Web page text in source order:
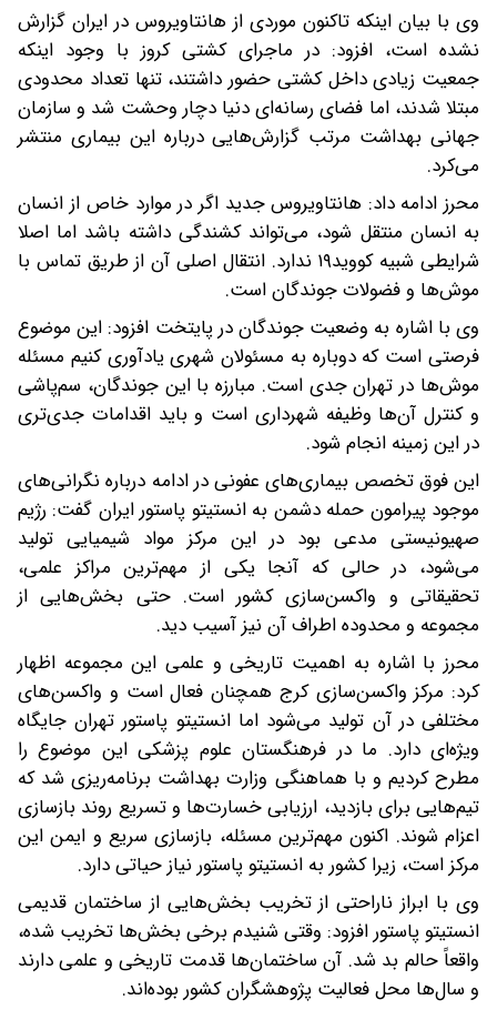
وی با بیان اینکه تاکنون موردی از هانتاویروس در ایران گزارش
نشده است، افزود: در ماجرای کشتی کروز با وجود اینکه
جمعیت زیادی داخل کشتی حضور داشتند، تنها تعداد محدودی
مبتلا شدند، اما فضای رسانه‌ای دنیا دچار وحشت شد و سازمان
جهانی بهداشت مرتب گزارش‌هایی درباره این بیماری منتشر
می‌کرد.
محرز ادامه داد: هانتاویروس جدید اگر در موارد خاص از انسان
به انسان منتقل شود، می‌تواند کشندگی داشته باشد اما اصلا
شرایطی شبیه کووید۱۹ ندارد. انتقال اصلی آن از طریق تماس با
موش‌ها و فضولات جوندگان است.
وی با اشاره به وضعیت جوندگان در پایتخت افزود: این موضوع
فرصتی است که دوباره به مسئولان شهری یادآوری کنیم مسئله
موش‌ها در تهران جدی است. مبارزه با این جوندگان، سم‌پاشی
و کنترل آن‌ها وظیفه شهرداری است و باید اقدامات جدی‌تری
در این زمینه انجام شود.
این فوق تخصص بیماری‌های عفونی در ادامه درباره نگرانی‌های
موجود پیرامون حمله دشمن به انستیتو پاستور ایران گفت: رژیم
صهیونیستی مدعی بود در این مرکز مواد شیمیایی تولید
می‌شود، در حالی که آنجا یکی از مهم‌ترین مراکز علمی،
تحقیقاتی و واکسن‌سازی کشور است. حتی بخش‌هایی از
مجموعه و محدوده اطراف آن نیز آسیب دید.
محرز با اشاره به اهمیت تاریخی و علمی این مجموعه اظهار
کرد: مرکز واکسن‌سازی کرج همچنان فعال است و واکسن‌های
مختلفی در آن تولید می‌شود اما انستیتو پاستور تهران جایگاه
ویژه‌ای دارد. ما در فرهنگستان علوم پزشکی این موضوع را
مطرح کردیم و با هماهنگی وزارت بهداشت برنامه‌ریزی شد که
تیم‌هایی برای بازدید، ارزیابی خسارت‌ها و تسریع روند بازسازی
اعزام شوند. اکنون مهم‌ترین مسئله، بازسازی سریع و ایمن این
مرکز است، زیرا کشور به انستیتو پاستور نیاز حیاتی دارد.
وی با ابراز ناراحتی از تخریب بخش‌هایی از ساختمان قدیمی
انستیتو پاستور افزود: وقتی شنیدم برخی بخش‌ها تخریب شده،
واقعاً حالم بد شد. آن ساختمان‌ها قدمت تاریخی و علمی دارند
و سال‌ها محل فعالیت پژوهشگران کشور بوده‌اند.